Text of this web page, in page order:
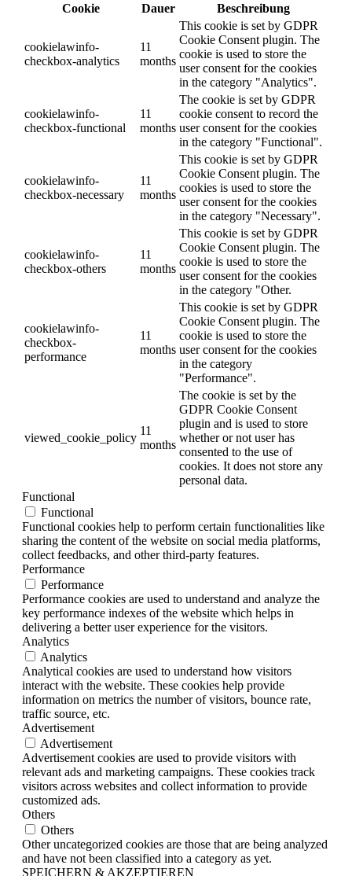
Cookie
Dauer Beschreibung
cookielawinfo-
checkbox-analytics
11
months
This cookie is set by GDPR
Cookie Consent plugin. The
cookie is used to store the
user consent for the cookies
in the category "Analytics".
cookielawinfo-
checkbox-functional
11
months
The cookie is set by GDPR
cookie consent to record the
user consent for the cookies
in the category "Functional".
cookielawinfo-
checkbox-necessary
11
months
This cookie is set by GDPR
Cookie Consent plugin. The
cookies is used to store the
user consent for the cookies
in the category "Necessary".
cookielawinfo-
checkbox-others
11
months
This cookie is set by GDPR
Cookie Consent plugin. The
cookie is used to store the
user consent for the cookies
in the category "Other.
cookielawinfo-
checkbox-
performance
11
months
This cookie is set by GDPR
Cookie Consent plugin. The
cookie is used to store the
user consent for the cookies
in the category
"Performance".
viewed_cookie_policy
11
months
The cookie is set by the
GDPR Cookie Consent
plugin and is used to store
whether or not user has
consented to the use of
cookies. It does not store any
personal data.
Functional
Functional
Functional cookies help to perform certain functionalities like
sharing the content of the website on social media platforms,
collect feedbacks, and other third-party features.
Performance
Performance
Performance cookies are used to understand and analyze the
key performance indexes of the website which helps in
delivering a better user experience for the visitors.
Analytics
Analytics
Analytical cookies are used to understand how visitors
interact with the website. These cookies help provide
information on metrics the number of visitors, bounce rate,
traffic source, etc.
Advertisement
Advertisement
Advertisement cookies are used to provide visitors with
relevant ads and marketing campaigns. These cookies track
visitors across websites and collect information to provide
customized ads.
Others
Others
Other uncategorized cookies are those that are being analyzed
and have not been classified into a category as yet.
SPEICHERN & AKZEPTIEREN